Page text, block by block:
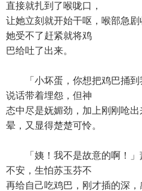
直接就扎到了喉咙口，
让她立刻就开始干呕，喉部急剧
她受不了赶紧就将鸡
巴给吐了出来。
「小坏蛋，你想把鸡巴捅到
说话带着埋怨，但神
态中尽是妩媚劲，加上刚刚呛
晕，又显得楚楚可怜。
「姨！我不是故意的啊！」
不安，生怕苏玉芬不
再给自己吃鸡巴，刚才插的深